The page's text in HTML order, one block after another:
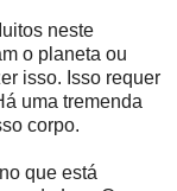
neste
o planeta ou
isso. Isso requer
uma tremenda
corpo.
que está